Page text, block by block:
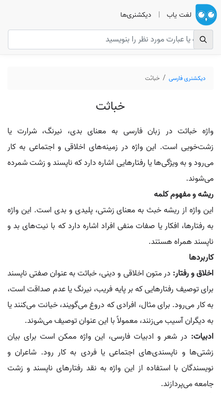
لغت یاب | دیکشنری‌ها
دیکشنری فارسی خباثت
خباثت
واژه خباثت در زبان فارسی به معنای بدی، نیرنگ، شرارت یا
زشت‌خویی است. این واژه در زمینه‌های اخلاقی و اجتماعی به کار
می‌رود و به ویژگی‌ها یا رفتارهایی اشاره دارد که ناپسند و زشت شمرده
می‌شوند.
ریشه و مفهوم کلمه
این واژه از ریشه خبث به معنای زشتی، پلیدی و بدی است. این واژه
به رفتارها، افکار یا صفات منفی افراد اشاره دارد که با نیت‌های بد و
ناپسند همراه هستند.
کاربردها
اخلاق و رفتار: در متون اخلاقی و دینی، خباثت به عنوان صفتی ناپسند
برای توصیف رفتارهایی که بر پایه فریب، نیرنگ یا عدم صداقت است،
به کار می‌رود. برای مثال، افرادی که دروغ می‌گویند، خیانت می‌کنند یا
به دیگران آسیب می‌زنند، معمولاً با این عنوان توصیف می‌شوند.
ادبیات: در شعر و ادبیات فارسی، این واژه ممکن است برای بیان
زشتی‌ها و ناپسندی‌های اجتماعی یا فردی به کار رود. شاعران و
نویسندگان با استفاده از این واژه به نقد رفتارهای ناپسند و زشت
جامعه می‌پردازند.